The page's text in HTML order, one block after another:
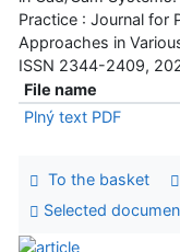
Practice : Journal for
Approaches in
ISSN 2344-2409,
File name
Plný text PDF
To the basket
Selected